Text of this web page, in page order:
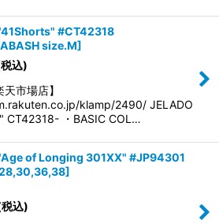
#CT42318
size.M]
込)
天市場店】
klamp/2490/ JELADO
CT42318- ・BASIC COL…
of Longing 301XX" #JP94301
]
込)